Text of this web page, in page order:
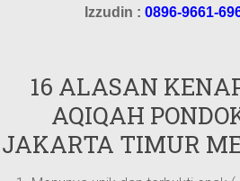
Izzudin : 0896-9661-
16 ALASAN
AQIQAH
JAKARTA TIMUR